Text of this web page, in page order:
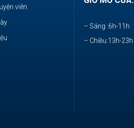
viên
– Sáng :6h-11h
– Chiều:13h-23h